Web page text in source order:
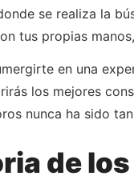
se realiza la
tus propias
en una
los mejores
nunca ha sido
de